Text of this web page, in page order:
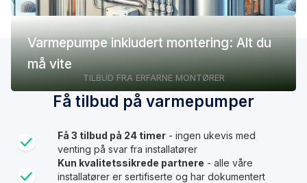
Varmepumpe inkludert montering: Alt du
må vite
TILBUD FRA ERFARNE MONTØRER
Få tilbud på varmepumper
Få 3 tilbud på 24 timer - ingen ukevis med
venting på svar fra installatører
Kun kvalitetssikrede partnere - alle våre
installatører er sertifiserte og har dokumentert